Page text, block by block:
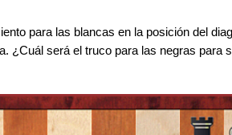
para las blancas en la posición del
¿Cuál será el truco para las negras para